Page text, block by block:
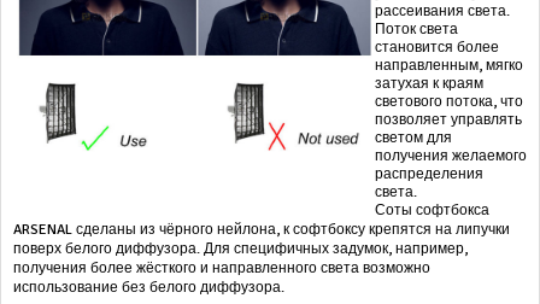
рассеивания света.
Поток света
становится более
направленным, мягко
затухая к краям
светового потока, что
позволяет управлять
светом для
получения желаемого
распределения
света.
Соты софтбокса
ARSENAL сделаны из чёрного нейлона, к софтбоксу крепятся на липучки
поверх белого диффузора. Для специфичных задумок, например,
получения более жёсткого и направленного света возможно
использование без белого диффузора.